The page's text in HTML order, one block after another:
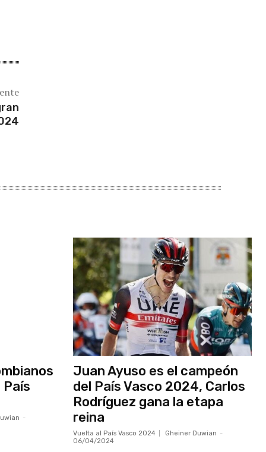
País
-
Juan Ayuso es el campeón
del País Vasco 2024, Carlos
Rodríguez gana la etapa
reina
Vuelta al País Vasco 2024 Gheiner Duwian -
06/04/2024